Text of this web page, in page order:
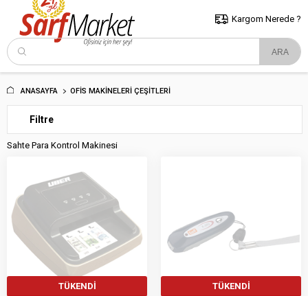
5000 TL ve Üzeri Alışverişlerde İstanbul İçi Kargo Bedava!
ve Trakya İçin Tıklayın..
Kargom Nerede ?
ANASAYFA OFIS MAKINELERI ÇEŞITLERI
Filtre
Sahte Para Kontrol Makinesi
TÜKENDI TÜKENDI